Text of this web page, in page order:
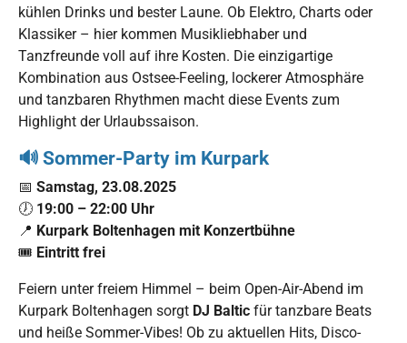
kühlen Drinks und bester Laune. Ob Elektro, Charts oder
Klassiker – hier kommen Musikliebhaber und
Tanzfreunde voll auf ihre Kosten. Die einzigartige
Kombination aus Ostsee-Feeling, lockerer Atmosphäre
und tanzbaren Rhythmen macht diese Events zum
Highlight der Urlaubssaison.
🔊 Sommer-Party im Kurpark
📅 Samstag, 23.08.2025
🕖 19:00 – 22:00 Uhr
📍 Kurpark Boltenhagen mit Konzertbühne
🎟️ Eintritt frei
Feiern unter freiem Himmel – beim Open-Air-Abend im
Kurpark Boltenhagen sorgt DJ Baltic für tanzbare Beats
und heiße Sommer-Vibes! Ob zu aktuellen Hits, Disco-